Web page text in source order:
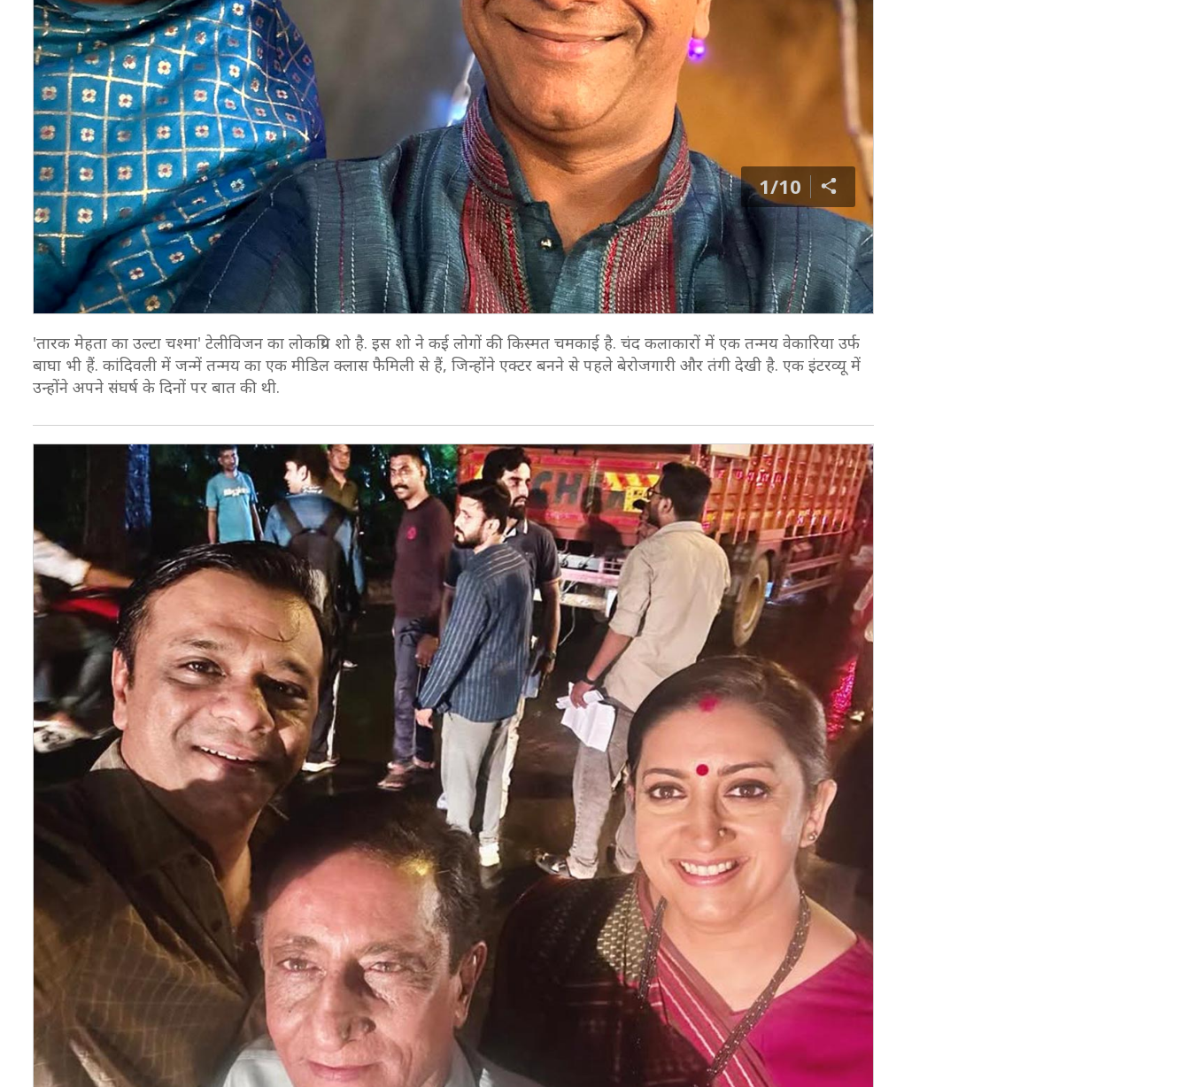
1/10
'तारक मेहता का उल्टा चश्मा' टेलीविजन का लोकप्रिय शो है. इस शो ने कई लोगों की किस्मत चमकाई है. चंद कलाकारों में एक तन्मय वेकारिया उर्फ
बाघा भी हैं. कांदिवली में जन्में तन्मय का एक मीडिल क्लास फैमिली से हैं, जिन्होंने एक्टर बनने से पहले बेरोजगारी और तंगी देखी है. एक इंटरव्यू में
उन्होंने अपने संघर्ष के दिनों पर बात की थी.